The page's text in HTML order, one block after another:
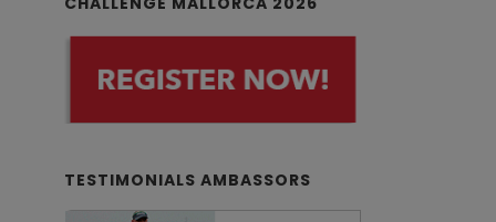
TESTIMONIALS AMBASSORS